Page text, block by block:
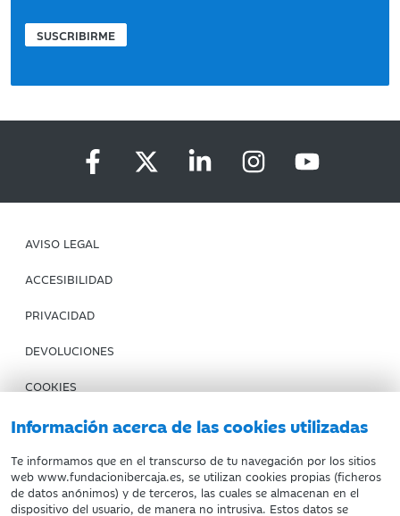
Información acerca de las cookies utilizadas
Te informamos que en el transcurso de tu navegación por los sitios
web www.fundacionibercaja.es, se utilizan cookies propias (ficheros
de datos anónimos) y de terceros, las cuales se almacenan en el
dispositivo del usuario, de manera no intrusiva. Estos datos se
SUSCRIBIRME
AVISO LEGAL
ACCESIBILIDAD
PRIVACIDAD
DEVOLUCIONES
COOKIES
CONDICIONES DE COMPRA
IBERCAJA BANCO
Fundación Bancaria Ibercaja. C.I.F. G-50000652.